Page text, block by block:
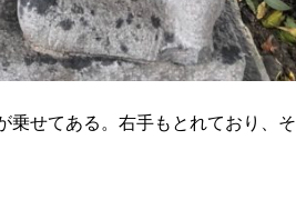
乗せてある。右手もとれており、そ